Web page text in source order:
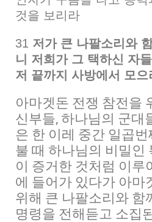
것을 보리라
31 저가 큰 나팔소리와
니 저희가 그 택하신 자
저 끝까지 사방에서 모으
아마겟돈 전쟁 참전을
신부들, 하나님의 군대
은 한 이레 중간 일곱
불 때 하나님의 비밀인
이 증거한 것처럼 이루
에 들어가 있다가 아마
위해 큰 나팔소리와 함
명령을 전해듣고 소집